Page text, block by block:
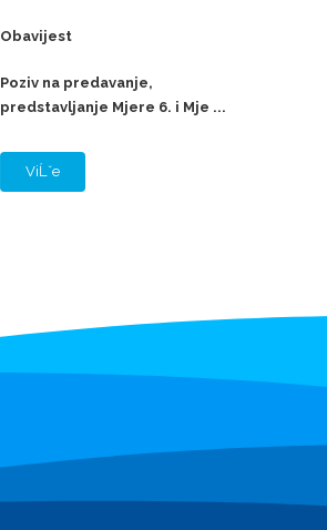
Obavijest
Poziv na predavanje,
predstavljanje Mjere 6. i Mje ...
ViĹˇe